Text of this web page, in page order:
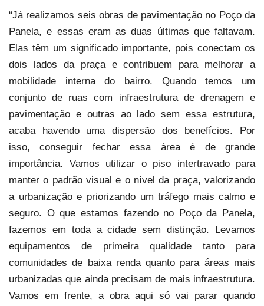
“Já realizamos seis obras de pavimentação no Poço da
Panela, e essas eram as duas últimas que faltavam.
Elas têm um significado importante, pois conectam os
dois lados da praça e contribuem para melhorar a
mobilidade interna do bairro. Quando temos um
conjunto de ruas com infraestrutura de drenagem e
pavimentação e outras ao lado sem essa estrutura,
acaba havendo uma dispersão dos benefícios. Por
isso, conseguir fechar essa área é de grande
importância. Vamos utilizar o piso intertravado para
manter o padrão visual e o nível da praça, valorizando
a urbanização e priorizando um tráfego mais calmo e
seguro. O que estamos fazendo no Poço da Panela,
fazemos em toda a cidade sem distinção. Levamos
equipamentos de primeira qualidade tanto para
comunidades de baixa renda quanto para áreas mais
urbanizadas que ainda precisam de mais infraestrutura.
Vamos em frente, a obra aqui só vai parar quando